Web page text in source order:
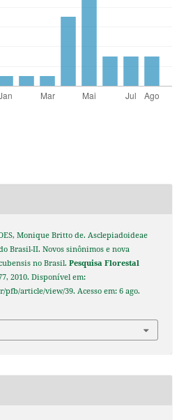
Monique Britto de. Asclepiadoideae
Brasil-II. Novos sinônimos e nova
no Brasil. Pesquisa Florestal
2010. Disponível em:
article/view/39. Acesso em: 6 ago.